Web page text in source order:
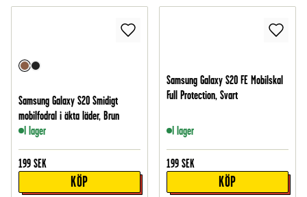
Samsung Galaxy S20 Smidigt
mobilfodral i äkta läder, Brun
I lager
199 SEK
KÖP
Samsung Galaxy S20 FE Mobilskal
Full Protection, Svart
I lager
199 SEK
KÖP